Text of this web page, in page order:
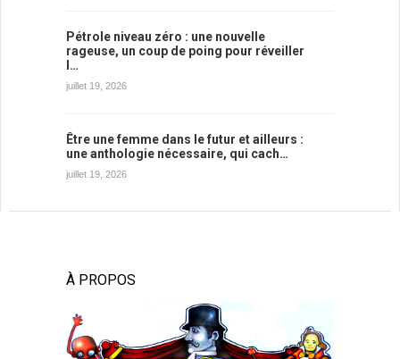
Pétrole niveau zéro : une nouvelle
rageuse, un coup de poing pour réveiller
l…
juillet 19, 2026
Être une femme dans le futur et ailleurs :
une anthologie nécessaire, qui cach…
juillet 19, 2026
À PROPOS